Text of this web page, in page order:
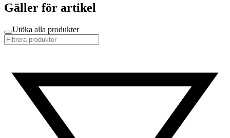
Gäller för artikel
Utöka alla produkter